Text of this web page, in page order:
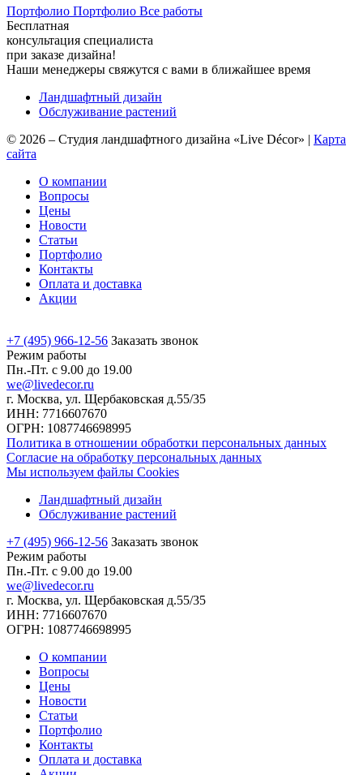
Портфолио Портфолио Все работы
Бесплатная
консультация специалиста
при заказе дизайна!
Наши менеджеры свяжутся с вами в ближайшее время
Ландшафтный дизайн
Обслуживание растений
© 2026 – Студия ландшафтного дизайна «Live Décor» | Карта
сайта
О компании
Вопросы
Цены
Новости
Статьи
Портфолио
Контакты
Оплата и доставка
Акции
+7 (495) 966-12-56 Заказать звонок
Режим работы
Пн.-Пт. с 9.00 до 19.00
we@livedecor.ru
г. Москва, ул. Щербаковская д.55/35
ИНН: 7716607670
ОГРН: 1087746698995
Политика в отношении обработки персональных данных
Согласие на обработку персональных данных
Мы используем файлы Cookies
Ландшафтный дизайн
Обслуживание растений
+7 (495) 966-12-56 Заказать звонок
Режим работы
Пн.-Пт. с 9.00 до 19.00
we@livedecor.ru
г. Москва, ул. Щербаковская д.55/35
ИНН: 7716607670
ОГРН: 1087746698995
О компании
Вопросы
Цены
Новости
Статьи
Портфолио
Контакты
Оплата и доставка